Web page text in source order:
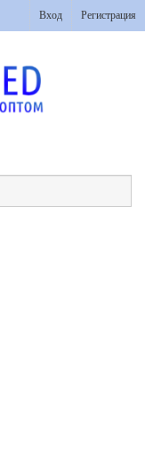
Вход Регистрация